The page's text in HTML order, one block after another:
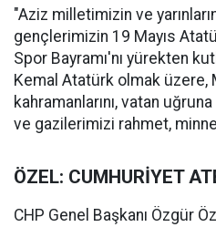
"Aziz milletimizin ve
gençlerimizin 19 Mayıs
Spor Bayramı'nı yürekten
Kemal Atatürk olmak
kahramanlarını, vatan
ve gazilerimizi rahmet,
ÖZEL: CUMHURİYET
CHP Genel Başkanı Özgür